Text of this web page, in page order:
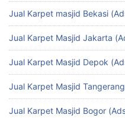
Jual Karpet masjid Bekasi
Jual Karpet Masjid Jakarta
Jual Karpet Masjid Depok
Jual Karpet Masjid
Jual Karpet Masjid Bogor